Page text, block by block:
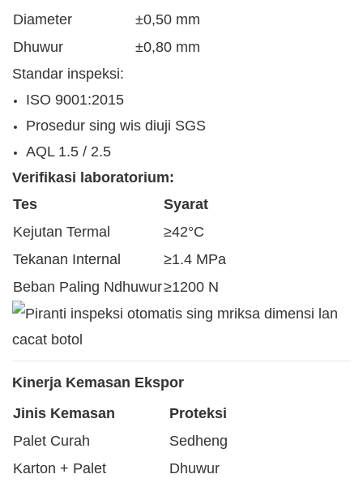
Diameter
±0,50 mm
Dhuwur
±0,80 mm
Standar inspeksi:
ISO 9001:2015
Prosedur sing wis diuji SGS
AQL 1.5 / 2.5
Verifikasi laboratorium:
Tes
Syarat
Kejutan Termal
≥42°C
Tekanan Internal
≥1.4 MPa
Beban Paling Ndhuwur≥1200 N
Kinerja Kemasan Ekspor
Jinis Kemasan
Proteksi
Palet Curah
Sedheng
Karton + Palet
Dhuwur